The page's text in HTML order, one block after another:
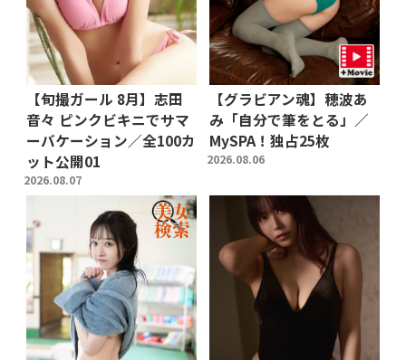
【旬撮ガール 8月】志田
音々 ピンクビキニでサマ
ーバケーション／全100カ
ット公開01
2026.08.07
【グラビアン魂】穂波あ
み「自分で筆をとる」／
MySPA！独占25枚
2026.08.06